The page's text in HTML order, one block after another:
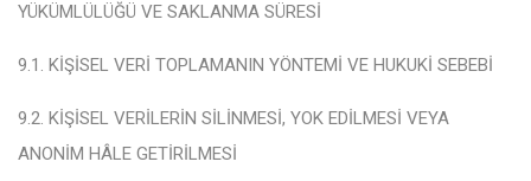
YÜKÜMLÜLÜĞÜ VE SAKLANMA SÜRESİ
9.1. KİŞİSEL VERİ TOPLAMANIN YÖNTEMİ VE HUKUKİ SEBEBİ
9.2. KİŞİSEL VERİLERİN SİLİNMESİ, YOK EDİLMESİ VEYA
ANONİM HÂLE GETİRİLMESİ